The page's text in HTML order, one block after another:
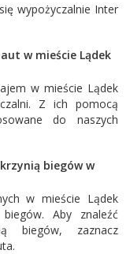
wypożyczalnie Inter
w mieście Lądek
w mieście Lądek
Z ich pomocą
do naszych
biegów w
w mieście Lądek
Aby znaleźć
biegów, zaznacz